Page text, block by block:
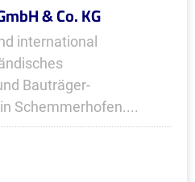
& Co. KG
international
Bauträger­
Schemmerhofen....